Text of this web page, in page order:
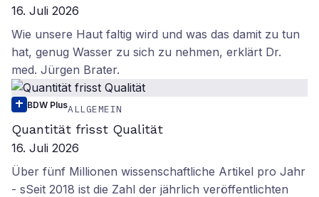
16. Juli 2026
Wie unsere Haut faltig wird und was das damit zu tun
hat, genug Wasser zu sich zu nehmen, erklärt Dr.
med. Jürgen Brater.
BDW PlusALLGEMEIN
Quantität frisst Qualität
16. Juli 2026
Über fünf Millionen wissenschaftliche Artikel pro Jahr
- sSeit 2018 ist die Zahl der jährlich veröffentlichten